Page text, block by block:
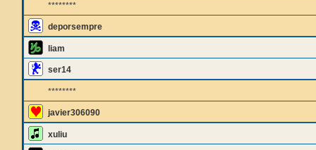
********
deporsempre
liam
ser14
********
javier306090
xuliu